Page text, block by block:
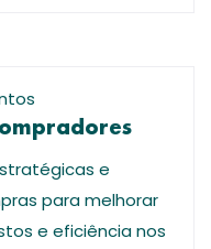
e
para melhorar
e eficiência nos